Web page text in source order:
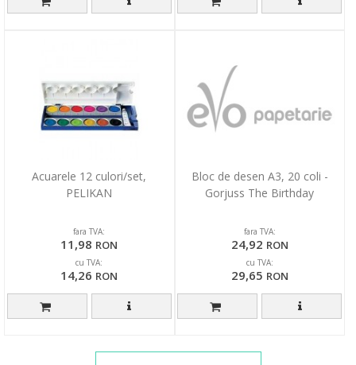
Acuarele 12 culori/set,
PELIKAN
fara TVA:
11,98 RON
cu TVA:
14,26 RON
Bloc de desen A3, 20 coli -
Gorjuss The Birthday
fara TVA:
24,92 RON
cu TVA:
29,65 RON